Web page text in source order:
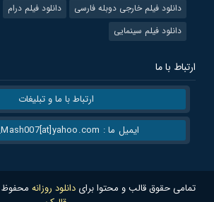
دانلود فیلم خارجی دوبله فارسی
دانلود فیلم درام
دانلود فیلم سینمایی
ارتباط با ما
ارتباط با ما و تبلیغات
ایمیل ما : Arash_Mash007[at]yahoo.com
تمامی حقوق قالب و محتوا برایدانلود روزانه محفوظ